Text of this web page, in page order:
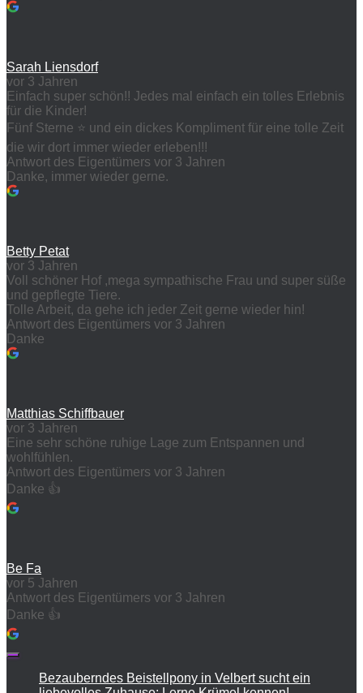
Sarah Liensdorf
vor 3 Jahren
Einfach super schön!! Jedes mal einfach ein tolles Erlebnis
für die Kinder!
Fünf Sterne ⭐️ und ein dickes Kompliment für eine tolle Zeit
die wir dort immer wieder erleben!!!
Antwort des Eigentümers vor 3 Jahren
Danke, immer wieder gerne.
Betty Petat
vor 3 Jahren
Voll schöner Hof ,mega sympathische Frau und super süße
und gepflegte Tiere.
Tolle Arbeit, da gehe ich jeder Zeit gerne wieder hin!
Antwort des Eigentümers vor 3 Jahren
Danke
Matthias Schiffbauer
vor 3 Jahren
Eine sehr schöne ruhige Lage zum Entspannen und
wohlfühlen.
Antwort des Eigentümers vor 3 Jahren
Danke 👍
Be Fa
vor 5 Jahren
Antwort des Eigentümers vor 3 Jahren
Danke 👍
Bezauberndes Beistellpony in Velbert sucht ein